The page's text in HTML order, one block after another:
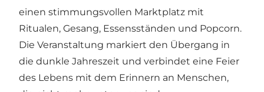
einen stimmungsvollen Marktplatz mit
Ritualen, Gesang, Essensständen und Popcorn.
Die Veranstaltung markiert den Übergang in
die dunkle Jahreszeit und verbindet eine Feier
des Lebens mit dem Erinnern an Menschen,